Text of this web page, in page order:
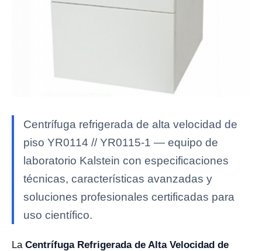
Centrífuga refrigerada de alta velocidad de
piso YR0114 // YR0115-1 — equipo de
laboratorio Kalstein con especificaciones
técnicas, características avanzadas y
soluciones profesionales certificadas para
uso científico.
La Centrífuga Refrigerada de Alta Velocidad de